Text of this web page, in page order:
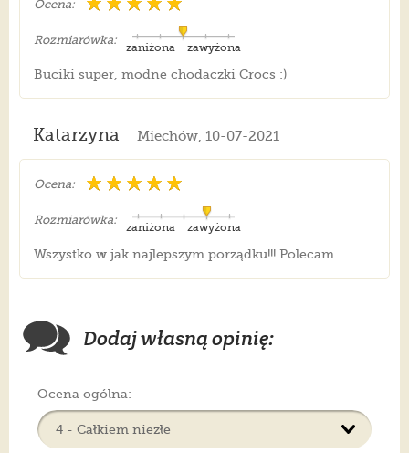
Ocena:
Rozmiarówka:
zawyżona
zaniżona
Buciki super, modne chodaczki Crocs :)
Katarzyna Miechów, 10-07-2021
Ocena:
Rozmiarówka:
zawyżona
zaniżona
Wszystko w jak najlepszym porządku!!! Polecam
Dodaj własną opinię:
Ocena ogólna: